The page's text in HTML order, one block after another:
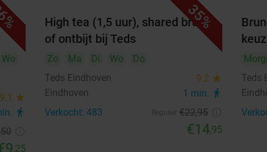
Wo
9.1 star
directions_walk
,25
35%
High tea (1,5 uur), shared brunch
of ontbijt bij Teds
Zo Ma Di Wo
Do
Teds Eindhoven
9.2 star
Eindhoven 1 min. directions_walk
Verkocht: 483 €22,95
€14,95
Teds